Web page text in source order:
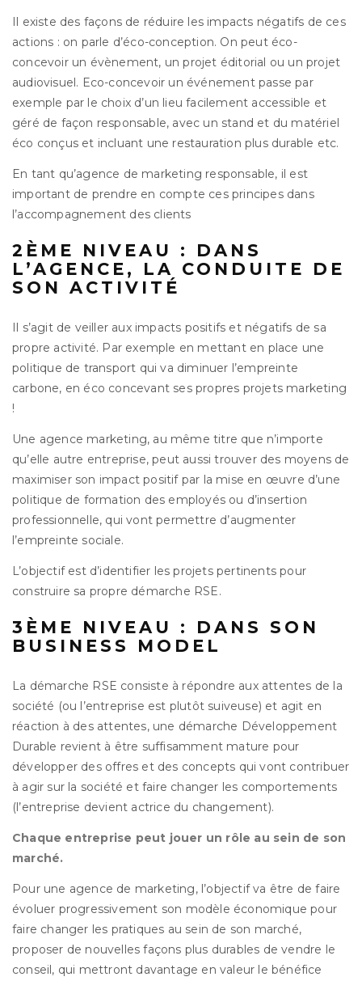
Il existe des façons de réduire les impacts négatifs de ces
actions : on parle d’éco-conception. On peut éco-
concevoir un évènement, un projet éditorial ou un projet
audiovisuel. Eco-concevoir un événement passe par
exemple par le choix d’un lieu facilement accessible et
géré de façon responsable, avec un stand et du matériel
éco conçus et incluant une restauration plus durable etc.
En tant qu’agence de marketing responsable, il est
important de prendre en compte ces principes dans
l’accompagnement des clients
2ÈME NIVEAU : DANS
L’AGENCE, LA CONDUITE DE
SON ACTIVITÉ
Il s’agit de veiller aux impacts positifs et négatifs de sa
propre activité. Par exemple en mettant en place une
politique de transport qui va diminuer l’empreinte
carbone, en éco concevant ses propres projets marketing
!
Une agence marketing, au même titre que n’importe
qu’elle autre entreprise, peut aussi trouver des moyens de
maximiser son impact positif par la mise en œuvre d’une
politique de formation des employés ou d’insertion
professionnelle, qui vont permettre d’augmenter
l’empreinte sociale.
L’objectif est d’identifier les projets pertinents pour
construire sa propre démarche RSE.
3ÈME NIVEAU : DANS SON
BUSINESS MODEL
La démarche RSE consiste à répondre aux attentes de la
société (ou l’entreprise est plutôt suiveuse) et agit en
réaction à des attentes, une démarche Développement
Durable revient à être suffisamment mature pour
développer des offres et des concepts qui vont contribuer
à agir sur la société et faire changer les comportements
(l’entreprise devient actrice du changement).
Chaque entreprise peut jouer un rôle au sein de son
marché.
Pour une agence de marketing, l’objectif va être de faire
évoluer progressivement son modèle économique pour
faire changer les pratiques au sein de son marché,
proposer de nouvelles façons plus durables de vendre le
conseil, qui mettront davantage en valeur le bénéfice